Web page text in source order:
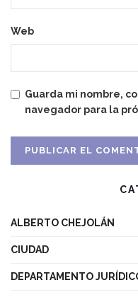
Web
Guarda mi nombre,
navegador para la
ALBERTO CHEJOLÁN
CIUDAD
DEPARTAMENTO